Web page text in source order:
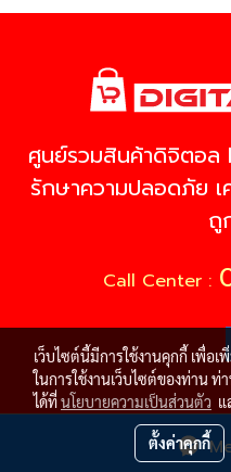
ศูนย์รวมสินค้าดิจิตอ
รักษาความปลอดภัย เ
ถู
Call Center :
© Copyright
เว็บไซต์นี้มีการใช้งานคุกกี้ เพื่
ในการใช้งานเว็บไซต์ของท่าน ท่
ได้ที่นโยบายความเป็นส่วนตัว แ
ตั้งค่าคุกกี้